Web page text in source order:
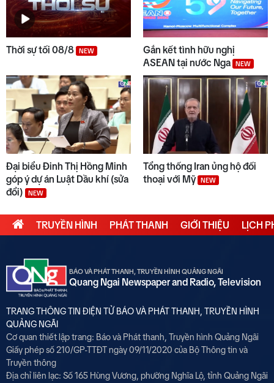
Thời sự tối 08/8 NEW
Gắn kết tình hữu nghị
ASEAN tại nước Nga
NEW
Đại biểu Đinh Thị Hồng Minh
góp ý dự án Luật Dầu khí (sửa
đổi)
NEW
Tổng thống Iran ủng hộ đối
thoại với Mỹ NEW
TRUYỀN HÌNH PHÁT THANH GIỚI THIỆU LỊCH
BÁO VÀ PHÁT THANH, TRUYỀN HÌNH QUẢNG NGÃI
Quang Ngai Newspaper and Radio, Television
TRANG THÔNG TIN ĐIỆN TỬ BÁO VÀ PHÁT THANH, TRUYỀN HÌNH
QUẢNG NGÃI
Cơ quan thiết lập trang: Báo và Phát thanh, Truyền hình Quảng Ngãi
Giấy phép số 210/GP-TTĐT ngày 09/11/2020 của Bộ Thông tin và
Truyền thông
Địa chỉ liên lạc: Số 165 Hùng Vương, phường Nghĩa Lộ, tỉnh Quảng Ngãi